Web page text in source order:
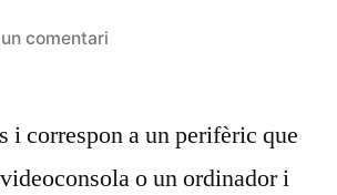
comentaria
i correspon a un perifèric que
o un ordinador i